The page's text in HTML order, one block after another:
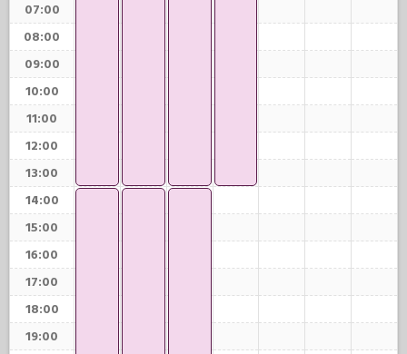
07:00
08:00
09:00
10:00
11:00
12:00
13:00
14:00
15:00
16:00
17:00
18:00
19:00